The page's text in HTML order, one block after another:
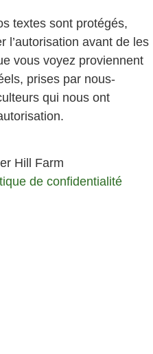
textes sont protégés,
l’autorisation avant de les
vous voyez proviennent
prises par nous-
qui nous ont
Hill Farm
de confidentialité